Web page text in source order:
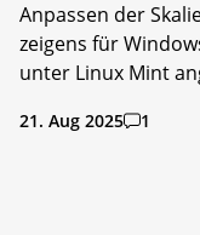
Anpassen der
zeigens für
unter Linux Mint
21. Aug 2025 1